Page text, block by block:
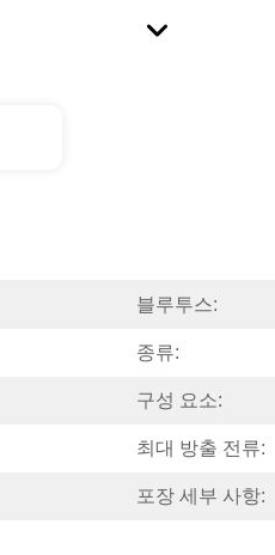
블루투스:
종류:
구성 요소:
최대 방출 전류:
포장 세부 사항: